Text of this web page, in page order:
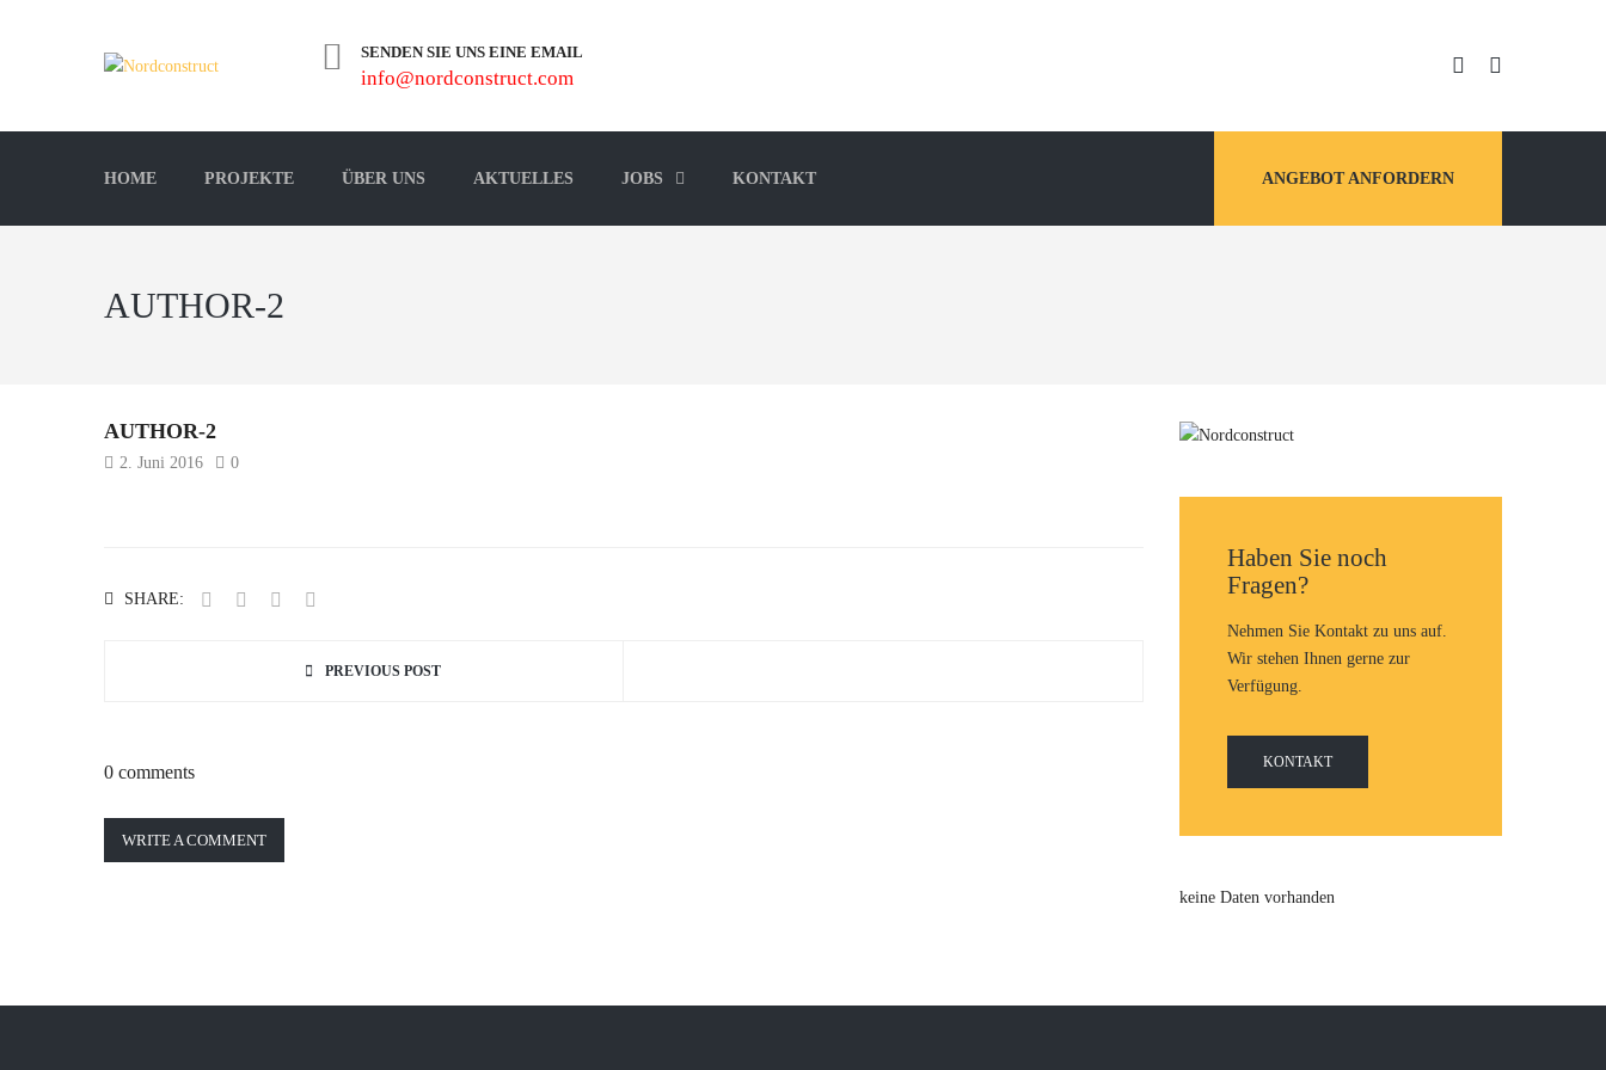
SENDEN SIE UNS EINE EMAIL
info@nordconstruct.com
HOME PROJEKTE ÜBER UNS AKTUELLES JOBS KONTAKT ANGEBOT ANFORDERN
AUTHOR-2
AUTHOR-2
2. Juni 2016 0
SHARE:
PREVIOUS POST
0 comments
WRITE A COMMENT
Haben Sie noch
Fragen?
Nehmen Sie Kontakt zu uns auf.
Wir stehen Ihnen gerne zur
Verfügung.
KONTAKT
keine Daten vorhanden